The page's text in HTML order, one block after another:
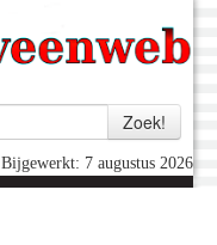
Bijgewerkt: 7 augustus 2026